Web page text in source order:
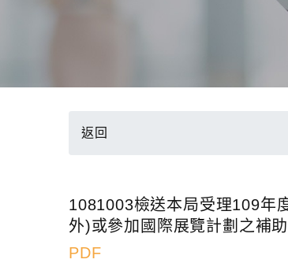
返回
1081003檢送本局受理109年
外)或參加國際展覽計劃之補
PDF